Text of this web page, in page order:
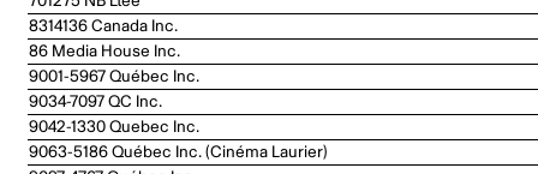
8314136 Canada Inc.
86 Media House Inc.
9001-5967 Québec Inc.
9034-7097 QC Inc.
9042-1330 Quebec Inc.
9063-5186 Québec Inc. (Cinéma Laurier)